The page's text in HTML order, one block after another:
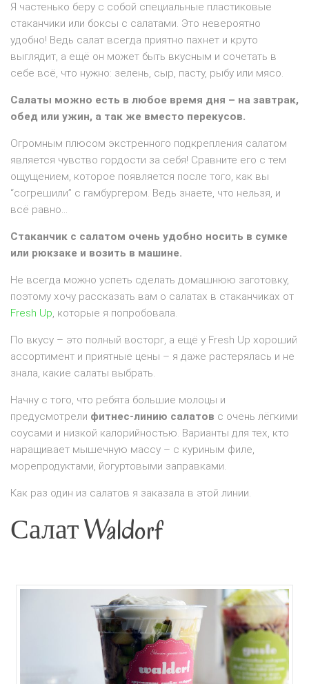
Я частенько беру с собой специальные пластиковые
стаканчики или боксы с салатами. Это невероятно
удобно! Ведь салат всегда приятно пахнет и круто
выглядит, а ещё он может быть вкусным и сочетать в
себе всё, что нужно: зелень, сыр, пасту, рыбу или мясо.
Салаты можно есть в любое время дня – на завтрак,
обед или ужин, а так же вместо перекусов.
Огромным плюсом экстренного подкрепления салатом
является чувство гордости за себя! Сравните его с тем
ощущением, которое появляется после того, как вы
“согрешили” с гамбургером. Ведь знаете, что нельзя, и
всё равно…
Стаканчик с салатом очень удобно носить в сумке
или рюкзаке и возить в машине.
Не всегда можно успеть сделать домашнюю заготовку,
поэтому хочу рассказать вам о салатах в стаканчиках от
Fresh Up, которые я попробовала.
По вкусу – это полный восторг, а ещё у Fresh Up хороший
ассортимент и приятные цены – я даже растерялась и не
знала, какие салаты выбрать.
Начну с того, что ребята большие молоцы и
предусмотрели фитнес-линию салатов с очень лёгкими
соусами и низкой калорийностью. Варианты для тех, кто
наращивает мышечную массу – с куриным филе,
морепродуктами, йогуртовыми заправками.
Как раз один из салатов я заказала в этой линии.
Салат Waldorf